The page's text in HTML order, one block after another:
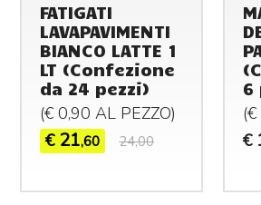
FATIGATI
LAVAPAVIMENTI
BIANCO LATTE 1
LT (Confezione
da 24 pezzi)
(€ 0,90 AL PEZZO)
€ 21,60 24,00
6
€